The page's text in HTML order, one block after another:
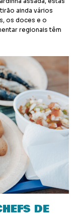
ainda vários
os doces e o
regionais têm
DE